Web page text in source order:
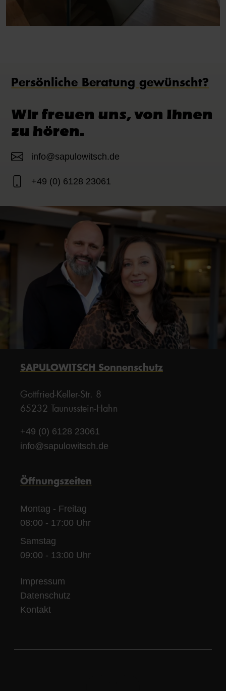
Persönliche Beratung gewünscht?
Wir freuen uns, von Ihnen
zu hören.
info@sapulowitsch.de
+49 (0) 6128 23061
SAPULOWITSCH Sonnenschutz
Gottfried-Keller-Str. 8
65232 Taunusstein-Hahn
+49 (0) 6128 23061
info@sapulowitsch.de
Öffnungszeiten
Montag - Freitag
08:00 - 17:00 Uhr
Samstag
09:00 - 13:00 Uhr
Impressum
Datenschutz
Kontakt